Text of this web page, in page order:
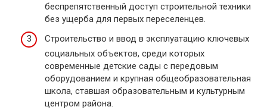
беспрепятственный доступ строительной техники
без ущерба для первых переселенцев.
Строительство и ввод в эксплуатацию ключевых
социальных объектов, среди которых
современные детские сады с передовым
оборудованием и крупная общеобразовательная
школа, ставшая образовательным и культурным
центром района.